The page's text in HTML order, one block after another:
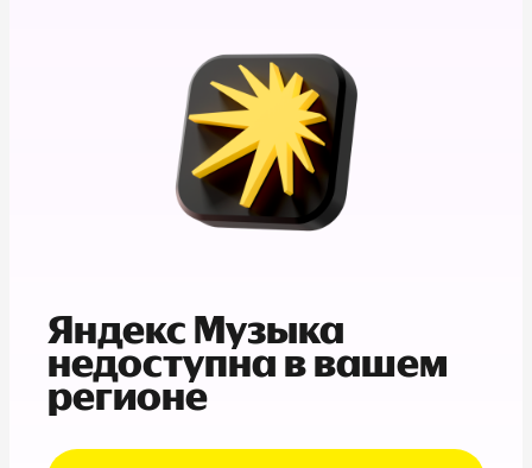
Яндекс Музыка
недоступна в вашем
регионе